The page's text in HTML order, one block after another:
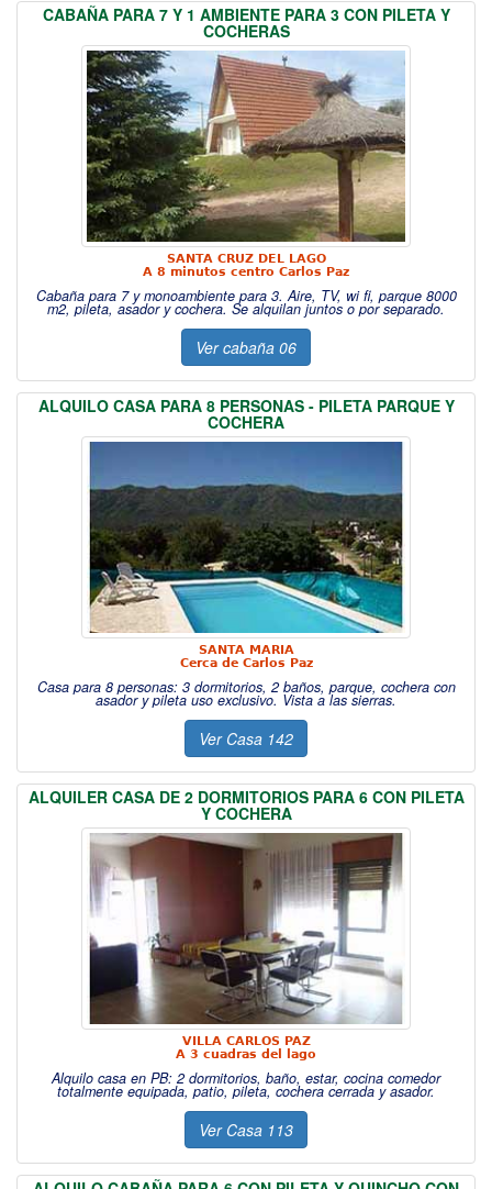
CABAÑA PARA 7 Y 1 AMBIENTE PARA 3 CON PILETA Y
COCHERAS
SANTA CRUZ DEL LAGO
A 8 minutos centro Carlos Paz
Cabaña para 7 y monoambiente para 3. Aire, TV, wi fi, parque 8000
m2, pileta, asador y cochera. Se alquilan juntos o por separado.
Ver cabaña 06
ALQUILO CASA PARA 8 PERSONAS - PILETA PARQUE Y
COCHERA
SANTA MARIA
Cerca de Carlos Paz
Casa para 8 personas: 3 dormitorios, 2 baños, parque, cochera con
asador y pileta uso exclusivo. Vista a las sierras.
Ver Casa 142
ALQUILER CASA DE 2 DORMITORIOS PARA 6 CON PILETA
Y COCHERA
VILLA CARLOS PAZ
A 3 cuadras del lago
Alquilo casa en PB: 2 dormitorios, baño, estar, cocina comedor
totalmente equipada, patio, pileta, cochera cerrada y asador.
Ver Casa 113